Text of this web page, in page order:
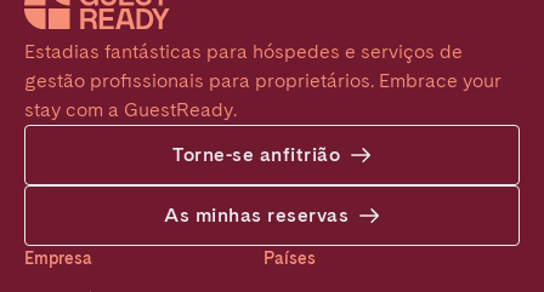
Estadias fantásticas para hóspedes e serviços de
gestão profissionais para proprietários. Embrace your
stay com a GuestReady.
Torne-se anfitrião
As minhas reservas
Empresa Países